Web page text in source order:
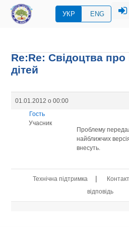
УКР ENG
Re:Re: Свідоцтва
дітей
01.01.2012 о 00:00
Гость
Учасник
Проблему
найближчих
внесуть.
Технічна підтримка |
відповідь